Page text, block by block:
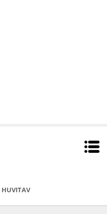
HUVITAV